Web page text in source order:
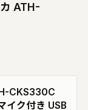
ATH-
CKS330C
イク付き USB